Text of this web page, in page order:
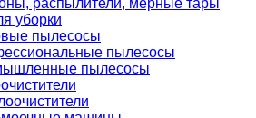
уборки
пылесосы
пылесосы
пылесосы